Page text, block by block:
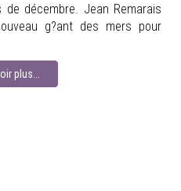
décembre. Jean Remarais
g?ant des mers pour
plus...